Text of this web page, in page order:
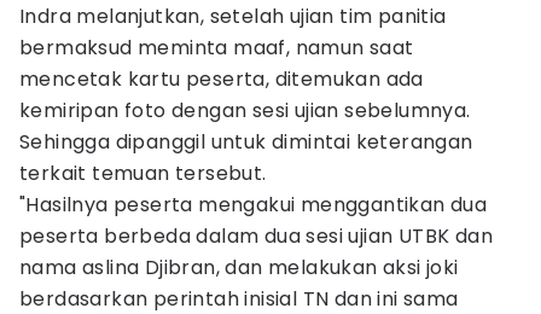
Indra melanjutkan, setelah ujian tim panitia
bermaksud meminta maaf, namun saat
mencetak kartu peserta, ditemukan ada
kemiripan foto dengan sesi ujian sebelumnya.
Sehingga dipanggil untuk dimintai keterangan
terkait temuan tersebut.
"Hasilnya peserta mengakui menggantikan dua
peserta berbeda dalam dua sesi ujian UTBK dan
nama aslina Djibran, dan melakukan aksi joki
berdasarkan perintah inisial TN dan ini sama